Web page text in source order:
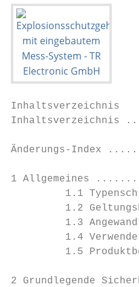
Inhaltsverzeichnis
Änderungs-
1
1.1
1.2
1.3
1.4
1.5
2